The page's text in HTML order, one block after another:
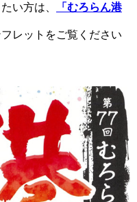
い方は、 「むろらん港
レットをご覧ください